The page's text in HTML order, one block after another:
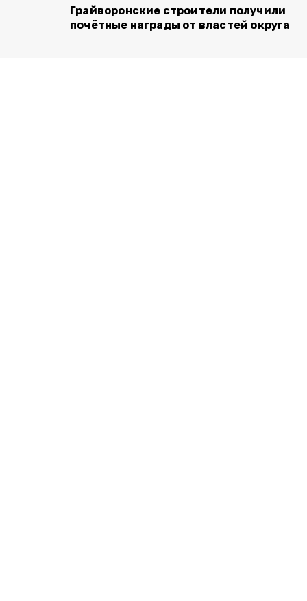
Грайворонские строители получили
почётные награды от властей округа